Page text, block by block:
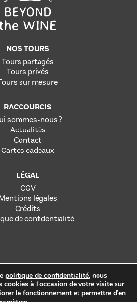
NOS TOURS
Tours partagés
Tours privés
sur mesure
RACCOURCIS
sommes-nous ?
Actualités
Contact
Cartes cadeaux
LÉGAL
CGV
Mentions légales
Crédits
de confidentialité
pour la santé. À consommer avec
politique de confidentialité, nous
cookies à l'occasion de votre visite sur
le fonctionnement et permettre d’en